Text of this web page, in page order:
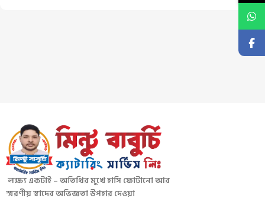
লক্ষ্য একটাই – অতিথির মুখে হাসি ফোটানো আর
স্মরণীয় স্বাদের অভিজ্ঞতা উপহার দেওয়া